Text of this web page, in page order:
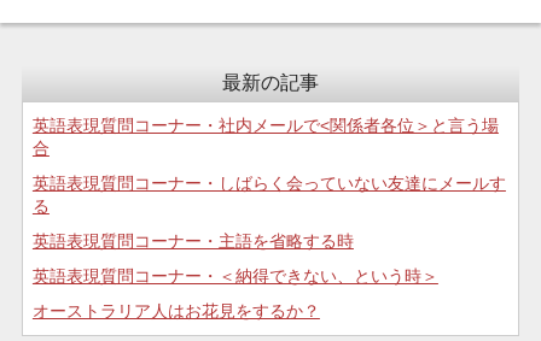
最新の記事
英語表現質問コーナー・社内メールで<関係者各位＞と言う場
合
英語表現質問コーナー・しばらく会っていない友達にメールす
る
英語表現質問コーナー・主語を省略する時
英語表現質問コーナー・＜納得できない、という時＞
オーストラリア人はお花見をするか？